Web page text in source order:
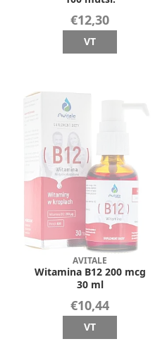
€12,30
VT
AVITALE
Witamina B12 200 mcg
30 ml
€10,44
VT